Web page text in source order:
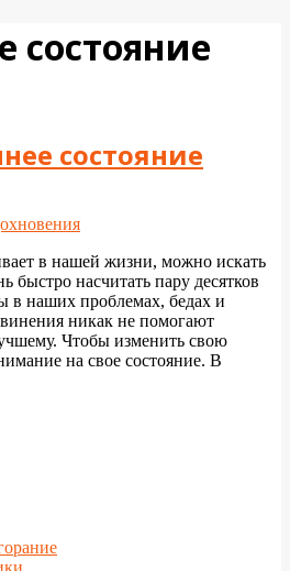
состояние
состояние
в нашей жизни, можно искать
насчитать пару десятков
в наших проблемах, бедах и
никак не помогают
Чтобы изменить свою
на свое состояние. В